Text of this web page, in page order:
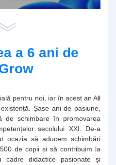
a 6 ani de
pentru noi, iar în acest an All
Șase ani de pasiune,
de schimbare în promovarea
secolului XXI. De-a
ocazia să aducem schimbări
de copii și să contribuim la
cadre didactice pasionate și